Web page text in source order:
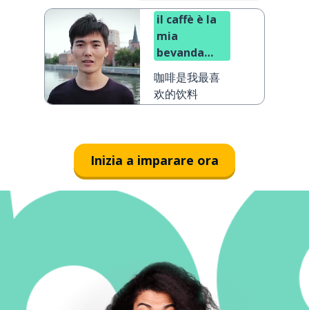
il caffè è la
mia
bevanda
preferita
咖啡是我最喜
欢的饮料
Inizia a imparare ora